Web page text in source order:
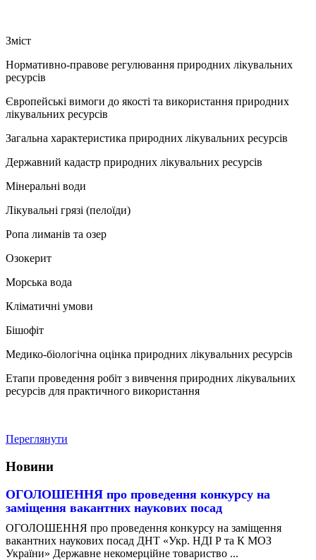
Зміст
Нормативно-правове регулювання природних лікувальних
ресурсів
Європейські вимоги до якості та використання природних
лікувальних ресурсів
Загальна характеристика природних лікувальних ресурсів
Державний кадастр природних лікувальних ресурсів
Мінеральні води
Лікувальні грязі (пелоїди)
Ропа лиманів та озер
Озокерит
Морська вода
Кліматичні умови
Бішофіт
Медико-біологічна оцінка природних лікувальних ресурсів
Етапи проведення робіт з вивчення природних лікувальних
ресурсів для практичного використання
Переглянути
Новини
ОГОЛОШЕННЯ про проведення конкурсу на
заміщення вакантних наукових посад
ОГОЛОШЕННЯ про проведення конкурсу на заміщення
вакантних наукових посад ДНТ «Укр. НДІ Р та К МОЗ
України» Державне некомерційне товариство ...